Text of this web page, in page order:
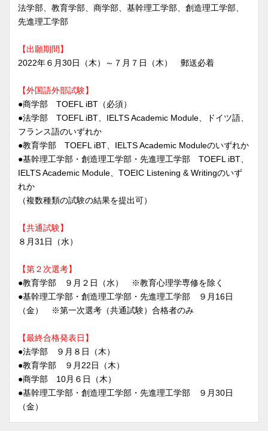
法学部、教育学部、商学部、基幹理工学部、創造理工学部、
先進理工学部
【出願期間】
2022年６月30日（木）～７月７日（木） 郵送必着
【外国語外部試験】
●商学部 TOEFL iBT（必須）
●法学部 TOEFL iBT、IELTS Academic Module、ドイツ語、
フランス語のいずれか
●教育学部 TOEFL iBT、IELTS Academic Moduleのいずれか
●基幹理工学部・創造理工学部・先進理工学部 TOEFL iBT、
IELTS Academic Module、TOEIC Listening & Writingのいず
れか
（複数種類の試験の結果を提出可）
【共通試験】
８月31日（水）
【第２次選考】
●教育学部 ９月２日（水） ※教育心理学専修を除く
●基幹理工学部・創造理工学部・先進理工学部 ９月16日
（金） ※第一次選考（共通試験）合格者のみ
【最終合格発表日】
●法学部 ９月８日（木）
●教育学部 ９月22日（木）
●商学部 10月６日（木）
●基幹理工学部・創造理工学部・先進理工学部 ９月30日
（金）